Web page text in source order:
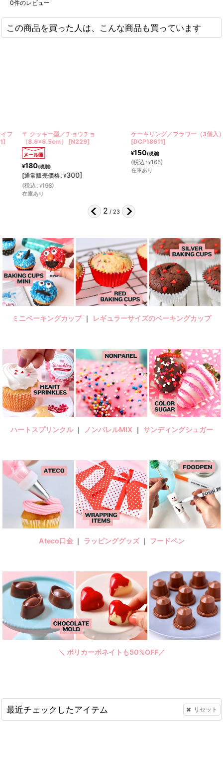
0件のレビュー
この商品を買った人は、こんな商品も買っています
〒 クッキー型／チョウチョ
（8.6×6.5cm） [N229]
(税別)
通常販売価格: ¥300]
¥198)
在庫あり
ケーキリング／フラワー（3個入）
DCP18611]
(税別)
¥165 )
在庫あり
2 / 23
ミニベーキングカップ｜ レギュラーサイズのベーキングカップ
ハートスプリンクル｜ ノンパレルMIX ｜ サンディングシュガー
Ateco口金 ｜ ラッピンググッズ ｜ フードペン
＼ ポリカーボネイトも50%OFF／
最近チェックしたアイテム リセット